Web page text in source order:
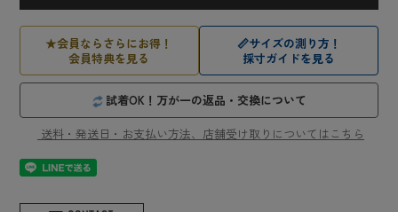
★会員ならさらにお得！
会員特典を見る
📏サイズの測り方！
採寸ガイドを見る
試着OK！万が一の返品・交換について
送料・発送日・お支払い方法、店舗受け取りについてはこちら